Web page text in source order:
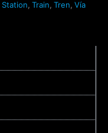
Station, Train, Tren, Vía